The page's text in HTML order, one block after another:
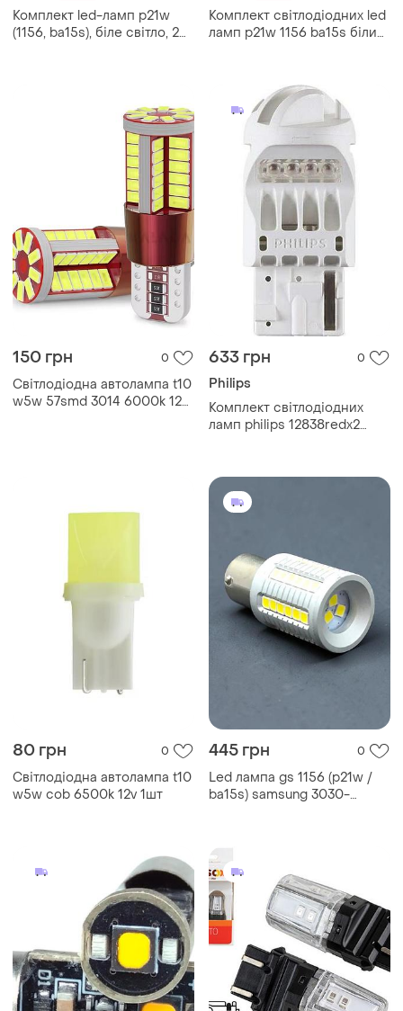
Комплект led-ламп p21w
(1156, ba15s), біле світло, 2
Комплект світлодіодних led
ламп p21w 1156 ba15s білий
150 грн 0
Світлодіодна автолампа t10
w5w 57smd 3014 6000k 12v
633 грн 0
Philips
Комплект світлодіодних
ламп philips 12838redx2
80 грн 0
Світлодіодна автолампа t10
w5w cob 6500k 12v 1шт
445 грн 0
Led лампа gs 1156 (p21w /
ba15s) samsung 3030-